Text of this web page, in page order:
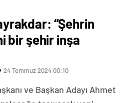
“Şehrin
bir şehir inşa
24 Temmuz 2024 00:10
ve Başkan Adayı Ahmet